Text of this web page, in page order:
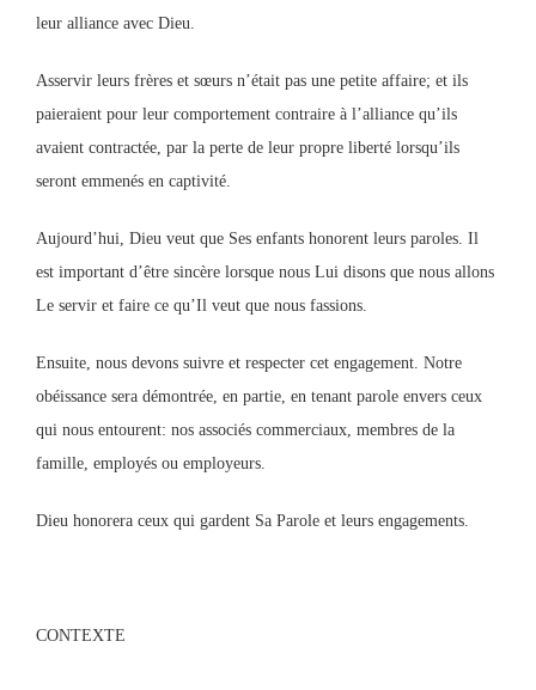
leur alliance avec Dieu.
Asservir leurs frères et sœurs n’était pas une petite affaire; et ils
paieraient pour leur comportement contraire à l’alliance qu’ils
avaient contractée, par la perte de leur propre liberté lorsqu’ils
seront emmenés en captivité.
Aujourd’hui, Dieu veut que Ses enfants honorent leurs paroles. Il
est important d’être sincère lorsque nous Lui disons que nous allons
Le servir et faire ce qu’Il veut que nous fassions.
Ensuite, nous devons suivre et respecter cet engagement. Notre
obéissance sera démontrée, en partie, en tenant parole envers ceux
qui nous entourent: nos associés commerciaux, membres de la
famille, employés ou employeurs.
Dieu honorera ceux qui gardent Sa Parole et leurs engagements.
CONTEXTE